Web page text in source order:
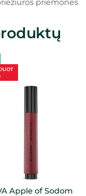
priemonės
Apple of Sodom